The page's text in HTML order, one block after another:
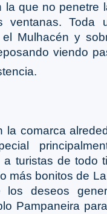
que no penetre
Toda
Mulhacén y
viendo
comarca
turistas de todo
más bonitos de
deseos
Pampaneira